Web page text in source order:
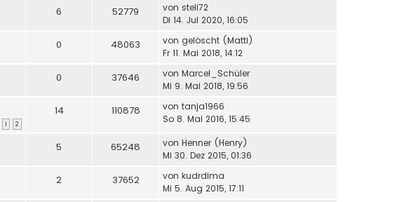
6 52779 von steli72
Di 14. Jul 2020, 16:05
0 48063 von gelöscht (Matti)
Fr 11. Mai 2018, 14:12
0 37646 von Marcel_Schüler
Mi 9. Mai 2018, 19:56
1 2
14 110878 von tanja1966
So 8. Mai 2016, 15:45
5 65248 von Henner (Henry)
Mi 30. Dez 2015, 01:36
2 37652 von kudrdima
Mi 5. Aug 2015, 17:11